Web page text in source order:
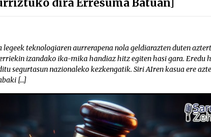
dira Erresuma Batuan]
teknologiaren aurrerapena nola geldiarazten duten
izandako ika-mika handiaz hitz egiten hasi gara. Eredu
segurtasun nazionaleko kezkengatik. Siri AIren kasua ere
[…]